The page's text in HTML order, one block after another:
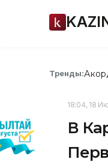
Тренды:
18:04, 18
В